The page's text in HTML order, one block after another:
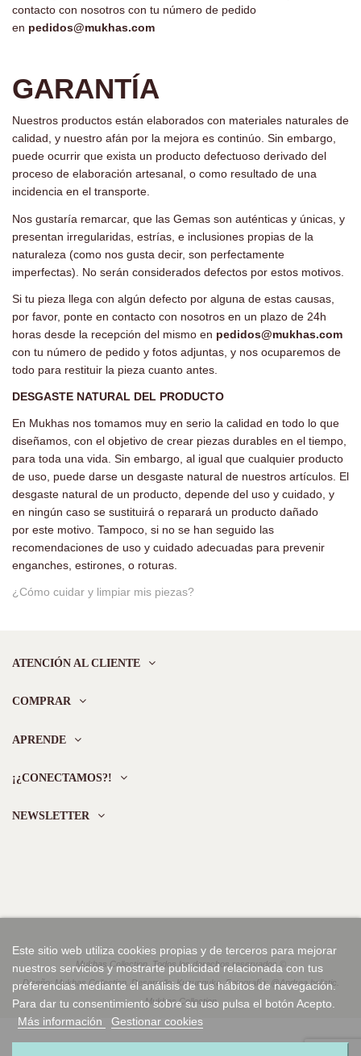
contacto con nosotros con tu número de pedido
en pedidos@mukhas.com
GARANTÍA
Nuestros productos están elaborados con materiales naturales de
calidad, y nuestro afán por la mejora es continúo. Sin embargo,
puede ocurrir que exista un producto defectuoso derivado del
proceso de elaboración artesanal, o como resultado de una
incidencia en el transporte.
Nos gustaría remarcar, que las Gemas son auténticas y únicas, y
presentan irregularidas, estrías, e inclusiones propias de la
naturaleza (como nos gusta decir, son perfectamente
imperfectas). No serán considerados defectos por estos motivos.
Si tu pieza llega con algún defecto por alguna de estas causas,
por favor, ponte en contacto con nosotros en un plazo de 24h
horas desde la recepción del mismo en pedidos@mukhas.com
con tu número de pedido y fotos adjuntas, y nos ocuparemos de
todo para restituir la pieza cuanto antes.
DESGASTE NATURAL DEL PRODUCTO
En Mukhas nos tomamos muy en serio la calidad en todo lo que
diseñamos, con el objetivo de crear piezas durables en el tiempo,
para toda una vida. Sin embargo, al igual que cualquier producto
de uso, puede darse un desgaste natural de nuestros artículos. El
desgaste natural de un producto, depende del uso y cuidado, y
en ningún caso se sustituirá o reparará un producto dañado
por este motivo. Tampoco, si no se han seguido las
recomendaciones de uso y cuidado adecuadas para prevenir
enganches, estirones, o roturas.
¿Cómo cuidar y limpiar mis piezas?
ATENCIÓN AL CLIENTE
COMPRAR
APRENDE
Este sitio web utiliza cookies propias y de terceros para mejorar
nuestros servicios y mostrarte publicidad relacionada con tus
preferencias mediante el análisis de tus hábitos de navegación.
Para dar tu consentimiento sobre su uso pulsa el botón Acepto.
Más información
Gestionar cookies
¡¿CONECTAMOS?!
NEWSLETTER
Mukhas Collection. Todos los derechos reservados ©
Diseño: Mukhas Collection. Desarrollo: Kuzunguka. Fotografía: @Andrea.holistic.
Mukhas Collection